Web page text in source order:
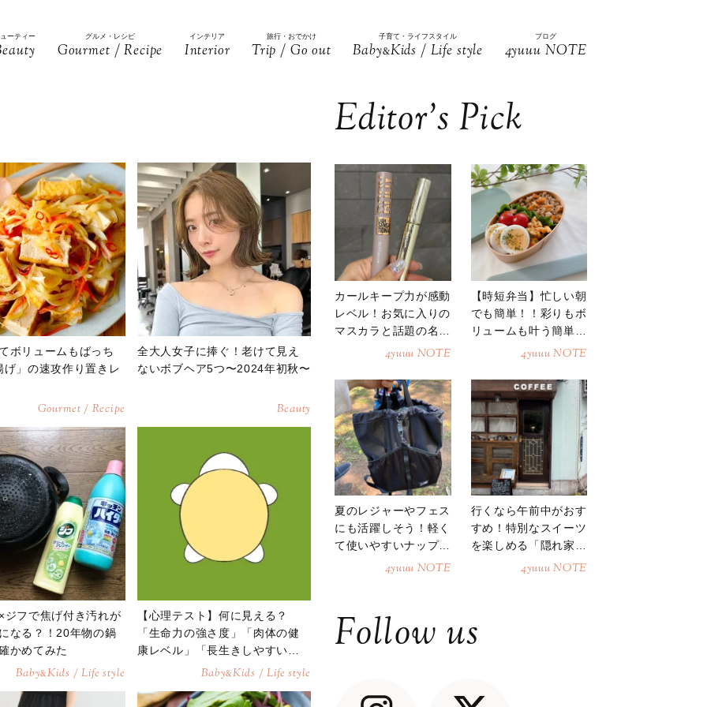
ーティー グルメ・レシピ
Gourmet / Recipe
インテリア
Interior
旅行・おでかけ
Trip / Go out
子育て・ライフスタイル
Baby&Kids / Life style
ブログ
4yuuu NOTE
ボリュームもばっち
げ」の速攻作り置きレ
Gourmet / Recipe
全大人女子に捧ぐ！老けて見え
ないボブヘア5つ〜2024年初秋〜
Beauty
ジフで焦げ付き汚れが
なる？！20年物の鍋
かめてみた
Baby&Kids / Life style
【心理テスト】何に見える？
「生命力の強さ度」「肉体の健
康レベル」「長生きしやすい
度」が分かる診断
Baby&Kids / Life style
Editor’s Pick
カールキープ力が感動
レベル！お気に入りの
マスカラと話題の名品
4yuuu NOTE
【時短弁当】忙しい朝
でも簡単！！彩りもボ
リュームも叶う簡単そ
4yuuu NOTE
夏のレジャーやフェス
にも活躍しそう！軽く
て使いやすいナップサ
4yuuu NOTE
行くなら午前中がおす
すめ！特別なスイーツ
を楽しめる「隠れ家カ
4yuuu NOTE
Follow us